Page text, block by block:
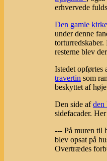
erhvervede
Den gamle kirke
under denne
resterne blev
Istedet opførtes
travertin som
beskyttet af
Den side afden
sidefacader.
--- På muren til
blev opsat på
Overtrædes